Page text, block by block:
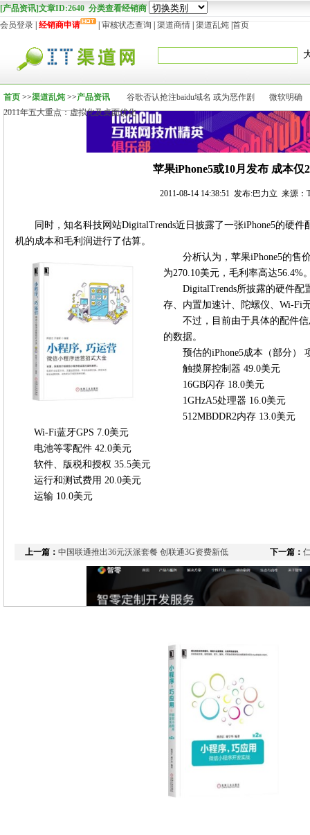
[产品资讯]文章ID:2640 分类查看经销商
会员登录 经销商申请 审核状态查询 渠道商情 渠道乱炖 首页
首页 >>渠道乱炖>>产品资讯 谷歌否认抢注baidu域名 或为恶作剧
微软明确
2011年五大重点：虚拟化及桌面优化
苹果iPhone5或10月发布 成本仅
2011-08-14 14:38:51 发布:巴力立 来源：
同时，知名科技网站DigitalTrends近日披露了一张iPhone5的硬
机的成本和毛利润进行了估算。
分析认为，苹果iPhone5的售
为270.10美元，毛利率高达56.4%
DigitalTrends所披露的硬件配
存、内置加速计、陀螺仪、Wi-Fi
不过，目前由于具体的配件
的数据。
预估的iPhone5成本（部分）
触摸屏控制器 49.0美元
16GB闪存 18.0美元
1GHzA5处理器 16.0美元
512MBDDR2内存 13.0美元
Wi-Fi蓝牙GPS 7.0美元
电池等零配件 42.0美元
软件、版税和授权 35.5美元
运行和测试费用 20.0美元
运输 10.0美元
上一篇： 中国联通推出36元沃派套餐 创联通3G资费新低 下一篇：